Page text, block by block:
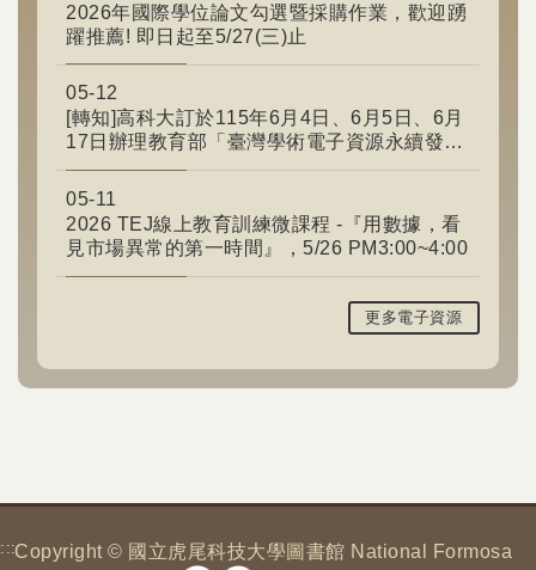
2026年國際學位論文勾選暨採購作業，歡迎踴
躍推薦! 即日起至5/27(三)止
05-12
[轉知]高科大訂於115年6月4日、6月5日、6月
17日辦理教育部「臺灣學術電子資源永續發展
計畫」推廣教育訓練研習課程
05-11
2026 TEJ線上教育訓練微課程 -『用數據，看
見市場異常的第一時間』，5/26 PM3:00~4:00
更多電子資源
:::Copyright © 國立虎尾科技大學圖書館 National Formosa